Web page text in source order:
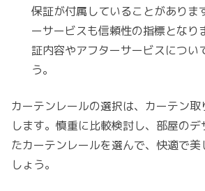
保証が付属していることがありま
ーサービスも信頼性の指標となり
証内容やアフターサービスについ
う。
カーテンレールの選択は、カーテン
します。慎重に比較検討し、部屋の
たカーテンレールを選んで、快適で
しょう。